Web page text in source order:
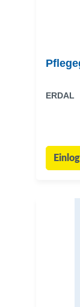
ERDAL